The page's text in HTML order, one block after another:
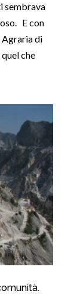
sembrava
E con
Agraria di
che